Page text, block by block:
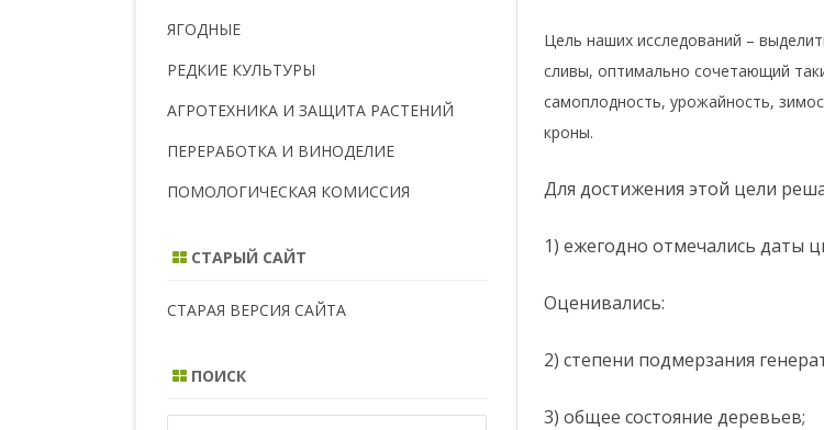
Цель наших исследований –
сливы, оптимально сочетающий
самоплодность, урожайность,
кроны.
Для достижения этой цели
1) ежегодно отмечались даты
Оценивались:
2) степени подмерзания
3) общее состояние деревьев;
ЯГОДНЫЕ
РЕДКИЕ КУЛЬТУРЫ
АГРОТЕХНИКА И ЗАЩИТА РАСТЕНИЙ
ПЕРЕРАБОТКА И ВИНОДЕЛИЕ
ПОМОЛОГИЧЕСКАЯ КОМИССИЯ
СТАРЫЙ САЙТ
СТАРАЯ ВЕРСИЯ САЙТА
ПОИСК